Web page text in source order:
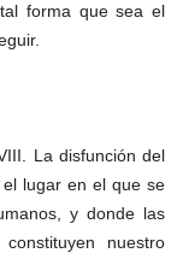
forma que sea el
La disfunción del
lugar en el que se
y donde las
nuestro